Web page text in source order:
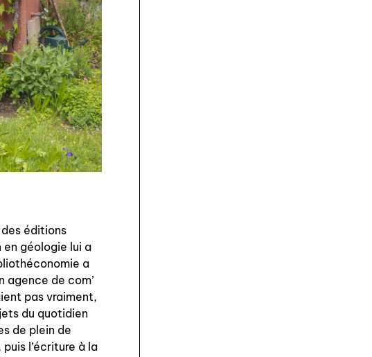
éditions
géologie lui a
a
agence de com’
pas vraiment,
du quotidien
de plein de
l’écriture à la